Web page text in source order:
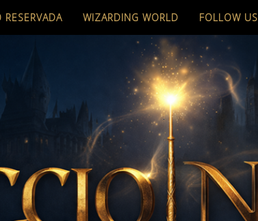
RESERVADA WIZARDING WORLD FOLLOW US